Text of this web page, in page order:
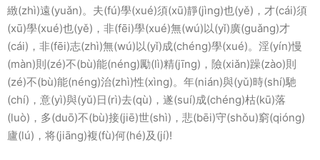
緻(zhì)遠(yuǎn)。夫(fú)學(xué)須(xū)靜(jìnɡ)也(yě)，才(cái)須
(xū)學(xué)也(yě)，非(fēi)學(xué)無(wú)以(yǐ)廣(ɡuǎnɡ)才
(cái)，非(fēi)志(zhì)無(wú)以(yǐ)成(chénɡ)學(xué)。淫(yín)慢
(màn)則(zé)不(bù)能(nénɡ)勵(lì)精(jīnɡ)，險(xiǎn)躁(zào)則
(zé)不(bù)能(nénɡ)治(zhì)性(xìnɡ)。年(nián)與(yǔ)時(shí)馳
(chí)，意(yì)與(yǔ)日(rì)去(qù)，遂(suí)成(chénɡ)枯(kū)落
(luò)，多(duō)不(bù)接(jiē)世(shì)，悲(bēi)守(shǒu)窮(qiónɡ)
廬(lú)，将(jiānɡ)複(fù)何(hé)及(jí)!